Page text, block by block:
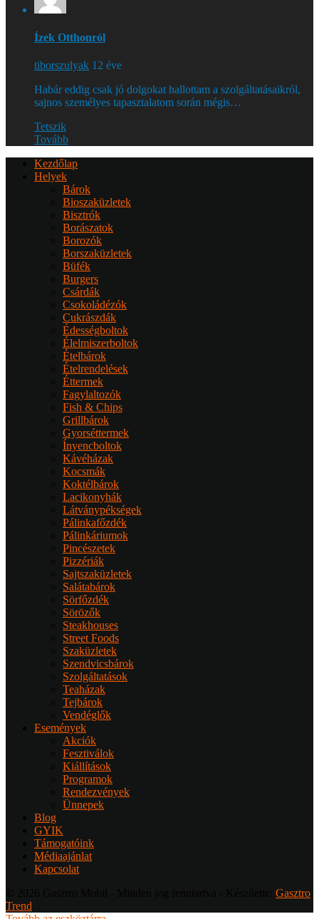
Ízek Otthonról
tiborszulyak 12 éve
Habár eddig csak jó dolgokat hallottam a szolgáltatásaikról,
sajnos személyes tapasztalatom során mégis…
Tetszik
Tovább
Kezdőlap
Helyek
Bárok
Bioszaküzletek
Bisztrók
Borászatok
Borozók
Borszaküzletek
Büfék
Burgers
Csárdák
Csokoládézók
Cukrászdák
Édességboltok
Élelmiszerboltok
Ételbárok
Ételrendelések
Éttermek
Fagylaltozók
Fish & Chips
Grillbárok
Gyorséttermek
Ínyencboltok
Kávéházak
Kocsmák
Koktélbárok
Lacikonyhák
Látványpékségek
Pálinkafőzdék
Pálinkáriumok
Pincészetek
Pizzériák
Sajtszaküzletek
Salátabárok
Sörfőzdék
Sörözők
Steakhouses
Street Foods
Szaküzletek
Szendvicsbárok
Szolgáltatások
Teaházak
Tejbárok
Vendéglők
Események
Akciók
Fesztiválok
Kiállítások
Programok
Rendezvények
Ünnepek
Blog
GYIK
Támogatóink
Médiaajánlat
Kapcsolat
Gasztro
Trend